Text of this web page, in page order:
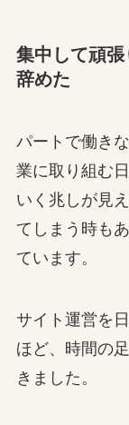
集中して頑
辞めた
パートで働き
業に取り組む
いく兆しが見
てしまう時も
ています。
サイト運営を
ほど、時間の
きました。